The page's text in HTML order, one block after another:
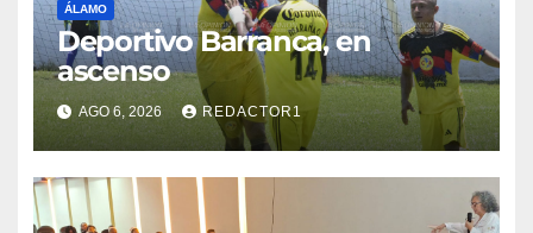
ÁLAMO
Deportivo Barranca, en
ascenso
AGO 6, 2026 REDACTOR1